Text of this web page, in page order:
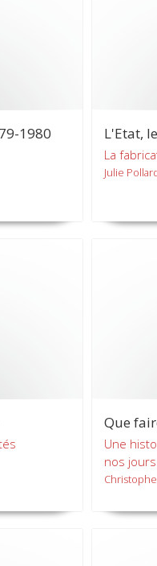
1980 L'Etat,
La
Julie
Que
Une
nos jours